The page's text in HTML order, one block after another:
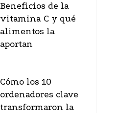
Beneficios de la
vitamina C y qué
alimentos la
aportan
Cómo los 10
ordenadores clave
transformaron la